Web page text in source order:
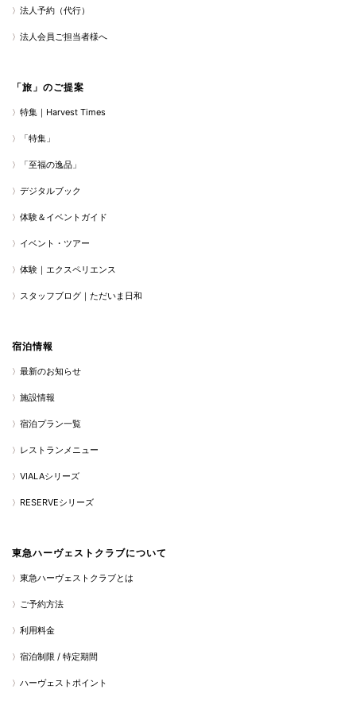
法人予約（代行）
法人会員ご担当者様へ
「旅」のご提案
特集｜Harvest Times
「特集」
「至福の逸品」
デジタルブック
体験＆イベントガイド
イベント・ツアー
体験｜エクスペリエンス
スタッフブログ｜ただいま日和
宿泊情報
最新のお知らせ
施設情報
宿泊プラン一覧
レストランメニュー
VIALAシリーズ
RESERVEシリーズ
東急ハーヴェストクラブについて
東急ハーヴェストクラブとは
ご予約方法
利用料金
宿泊制限 / 特定期間
ハーヴェストポイント